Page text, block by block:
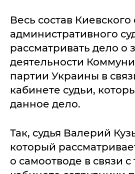
Весь состав
административного
рассматривать дело о
деятельности
партии Украины в
кабинете судьи,
данное дело.
Так, судья Валерий
который
о самоотводе в связи с